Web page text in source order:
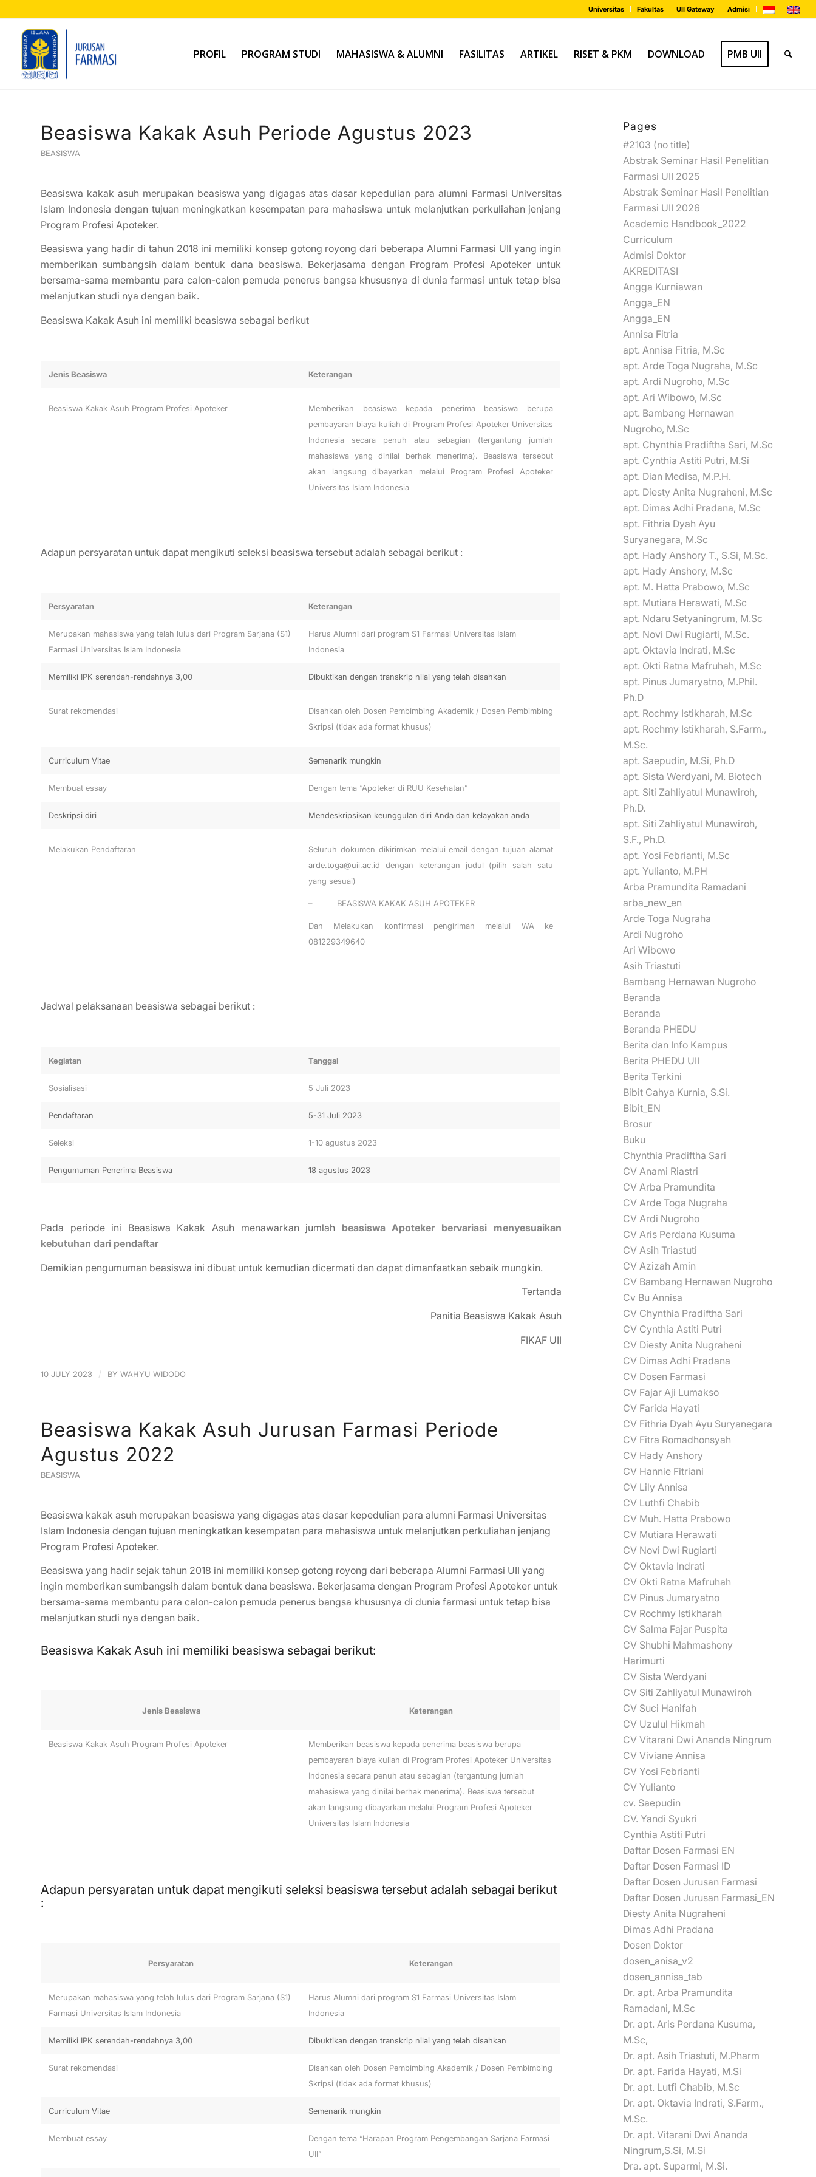
Universitas Fakultas UII Gateway Admisi
PROFIL PROGRAM STUDI MAHASISWA & ALUMNI FASILITAS ARTIKEL RISET & PKM DOWNLOAD PMB UII
Beasiswa Kakak Asuh Periode Agustus 2023
BEASISWA
Beasiswa kakak asuh merupakan beasiswa yang digagas atas dasar kepedulian para alumni Farmasi Universitas
Islam Indonesia dengan tujuan meningkatkan kesempatan para mahasiswa untuk melanjutkan perkuliahan jenjang
Program Profesi Apoteker.
Beasiswa yang hadir di tahun 2018 ini memiliki konsep gotong royong dari beberapa Alumni Farmasi UII yang ingin
memberikan sumbangsih dalam bentuk dana beasiswa. Bekerjasama dengan Program Profesi Apoteker untuk
bersama-sama membantu para calon-calon pemuda penerus bangsa khususnya di dunia farmasi untuk tetap bisa
melanjutkan studi nya dengan baik.
Beasiswa Kakak Asuh ini memiliki beasiswa sebagai berikut
Jenis Beasiswa Keterangan
Beasiswa Kakak Asuh Program Profesi Apoteker
Memberikan beasiswa kepada penerima beasiswa berupa
pembayaran biaya kuliah di Program Profesi Apoteker Universitas
Indonesia secara penuh atau sebagian (tergantung jumlah
mahasiswa yang dinilai berhak menerima). Beasiswa tersebut
akan langsung dibayarkan melalui Program Profesi Apoteker
Universitas Islam Indonesia
Adapun persyaratan untuk dapat mengikuti seleksi beasiswa tersebut adalah sebagai berikut :
Persyaratan Keterangan
Merupakan mahasiswa yang telah lulus dari Program Sarjana (S1)
Farmasi Universitas Islam Indonesia
Harus Alumni dari program S1 Farmasi Universitas Islam
Indonesia
Memiliki IPK serendah-rendahnya 3,00 Dibuktikan dengan transkrip nilai yang telah disahkan
Surat rekomendasi
Disahkan oleh Dosen Pembimbing Akademik / Dosen Pembimbing
Skripsi (tidak ada format khusus)
Curriculum Vitae Semenarik mungkin
Membuat essay Dengan tema “Apoteker di RUU Kesehatan”
Deskripsi diri Mendeskripsikan keunggulan diri Anda dan kelayakan anda
Melakukan Pendaftaran
Seluruh dokumen dikirimkan melalui email dengan tujuan alamat
arde.toga@uii.ac.id dengan keterangan judul (pilih salah satu
yang sesuai)
– BEASISWA KAKAK ASUH APOTEKER
Dan Melakukan konfirmasi pengiriman melalui WA ke
081229349640
Jadwal pelaksanaan beasiswa sebagai berikut :
Kegiatan Tanggal
Sosialisasi 5 Juli 2023
Pendaftaran 5-31 Juli 2023
Seleksi 1-10 agustus 2023
Pengumuman Penerima Beasiswa 18 agustus 2023
Pada periode ini Beasiswa Kakak Asuh menawarkan jumlah beasiswa Apoteker bervariasi menyesuaikan
kebutuhan dari pendaftar
Demikian pengumuman beasiswa ini dibuat untuk kemudian dicermati dan dapat dimanfaatkan sebaik mungkin.
Tertanda
Panitia Beasiswa Kakak Asuh
FIKAF UII
10 JULY 2023 / BY WAHYU WIDODO
Beasiswa Kakak Asuh Jurusan Farmasi Periode
Agustus 2022
BEASISWA
Beasiswa kakak asuh merupakan beasiswa yang digagas atas dasar kepedulian para alumni Farmasi Universitas
Islam Indonesia dengan tujuan meningkatkan kesempatan para mahasiswa untuk melanjutkan perkuliahan jenjang
Program Profesi Apoteker.
Beasiswa yang hadir sejak tahun 2018 ini memiliki konsep gotong royong dari beberapa Alumni Farmasi UII yang
ingin memberikan sumbangsih dalam bentuk dana beasiswa. Bekerjasama dengan Program Profesi Apoteker untuk
bersama-sama membantu para calon-calon pemuda penerus bangsa khususnya di dunia farmasi untuk tetap bisa
melanjutkan studi nya dengan baik.
Beasiswa Kakak Asuh ini memiliki beasiswa sebagai berikut:
Jenis Beasiswa Keterangan
Beasiswa Kakak Asuh Program Profesi Apoteker
Memberikan beasiswa kepada penerima beasiswa berupa
pembayaran biaya kuliah di Program Profesi Apoteker Universitas
Indonesia secara penuh atau sebagian (tergantung jumlah
mahasiswa yang dinilai berhak menerima). Beasiswa tersebut
akan langsung dibayarkan melalui Program Profesi Apoteker
Universitas Islam Indonesia
Adapun persyaratan untuk dapat mengikuti seleksi beasiswa tersebut adalah sebagai berikut
:
Persyaratan Keterangan
Merupakan mahasiswa yang telah lulus dari Program Sarjana (S1)
Farmasi Universitas Islam Indonesia
Harus Alumni dari program S1 Farmasi Universitas Islam
Indonesia
Memiliki IPK serendah-rendahnya 3,00 Dibuktikan dengan transkrip nilai yang telah disahkan
Surat rekomendasi
Disahkan oleh Dosen Pembimbing Akademik / Dosen Pembimbing
Skripsi (tidak ada format khusus)
Curriculum Vitae Semenarik mungkin
Membuat essay
Dengan tema “Harapan Program Pengembangan Sarjana Farmasi
UII”
Pages
#2103 (no title)
Abstrak Seminar Hasil Penelitian
Farmasi UII 2025
Abstrak Seminar Hasil Penelitian
Farmasi UII 2026
Academic Handbook_2022
Curriculum
Admisi Doktor
AKREDITASI
Angga Kurniawan
Angga_EN
Angga_EN
Annisa Fitria
apt. Annisa Fitria, M.Sc
apt. Arde Toga Nugraha, M.Sc
apt. Ardi Nugroho, M.Sc
apt. Ari Wibowo, M.Sc
apt. Bambang Hernawan
Nugroho, M.Sc
apt. Chynthia Pradiftha Sari, M.Sc
apt. Cynthia Astiti Putri, M.Si
apt. Dian Medisa, M.P.H.
apt. Diesty Anita Nugraheni, M.Sc
apt. Dimas Adhi Pradana, M.Sc
apt. Fithria Dyah Ayu
Suryanegara, M.Sc
apt. Hady Anshory T., S.Si, M.Sc.
apt. Hady Anshory, M.Sc
apt. M. Hatta Prabowo, M.Sc
apt. Mutiara Herawati, M.Sc
apt. Ndaru Setyaningrum, M.Sc
apt. Novi Dwi Rugiarti, M.Sc.
apt. Oktavia Indrati, M.Sc
apt. Okti Ratna Mafruhah, M.Sc
apt. Pinus Jumaryatno, M.Phil.
Ph.D
apt. Rochmy Istikharah, M.Sc
apt. Rochmy Istikharah, S.Farm.,
M.Sc.
apt. Saepudin, M.Si, Ph.D
apt. Sista Werdyani, M. Biotech
apt. Siti Zahliyatul Munawiroh,
Ph.D.
apt. Siti Zahliyatul Munawiroh,
S.F., Ph.D.
apt. Yosi Febrianti, M.Sc
apt. Yulianto, M.PH
Arba Pramundita Ramadani
arba_new_en
Arde Toga Nugraha
Ardi Nugroho
Ari Wibowo
Asih Triastuti
Bambang Hernawan Nugroho
Beranda
Beranda
Beranda PHEDU
Berita dan Info Kampus
Berita PHEDU UII
Berita Terkini
Bibit Cahya Kurnia, S.Si.
Bibit_EN
Brosur
Buku
Chynthia Pradiftha Sari
CV Anami Riastri
CV Arba Pramundita
CV Arde Toga Nugraha
CV Ardi Nugroho
CV Aris Perdana Kusuma
CV Asih Triastuti
CV Azizah Amin
CV Bambang Hernawan Nugroho
Cv Bu Annisa
CV Chynthia Pradiftha Sari
CV Cynthia Astiti Putri
CV Diesty Anita Nugraheni
CV Dimas Adhi Pradana
CV Dosen Farmasi
CV Fajar Aji Lumakso
CV Farida Hayati
CV Fithria Dyah Ayu Suryanegara
CV Fitra Romadhonsyah
CV Hady Anshory
CV Hannie Fitriani
CV Lily Annisa
CV Luthfi Chabib
CV Muh. Hatta Prabowo
CV Mutiara Herawati
CV Novi Dwi Rugiarti
CV Oktavia Indrati
CV Okti Ratna Mafruhah
CV Pinus Jumaryatno
CV Rochmy Istikharah
CV Salma Fajar Puspita
CV Shubhi Mahmashony
Harimurti
CV Sista Werdyani
CV Siti Zahliyatul Munawiroh
CV Suci Hanifah
CV Uzulul Hikmah
CV Vitarani Dwi Ananda Ningrum
CV Viviane Annisa
CV Yosi Febrianti
CV Yulianto
cv. Saepudin
CV. Yandi Syukri
Cynthia Astiti Putri
Daftar Dosen Farmasi EN
Daftar Dosen Farmasi ID
Daftar Dosen Jurusan Farmasi
Daftar Dosen Jurusan Farmasi_EN
Diesty Anita Nugraheni
Dimas Adhi Pradana
Dosen Doktor
dosen_anisa_v2
dosen_annisa_tab
Dr. apt. Arba Pramundita
Ramadani, M.Sc
Dr. apt. Aris Perdana Kusuma,
M.Sc,
Dr. apt. Asih Triastuti, M.Pharm
Dr. apt. Farida Hayati, M.Si
Dr. apt. Lutfi Chabib, M.Sc
Dr. apt. Oktavia Indrati, S.Farm.,
M.Sc.
Dr. apt. Vitarani Dwi Ananda
Ningrum,S.Si, M.Si
Dra. apt. Suparmi, M.Si.